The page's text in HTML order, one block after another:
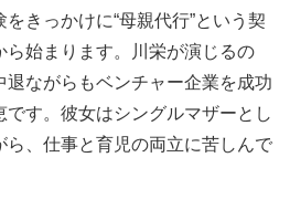
きっかけに“母親代行”という契
ら始まります。川栄が演じるの
退ながらもベンチャー企業を成功
です。彼女はシングルマザーとし
ら、仕事と育児の両立に苦しんで